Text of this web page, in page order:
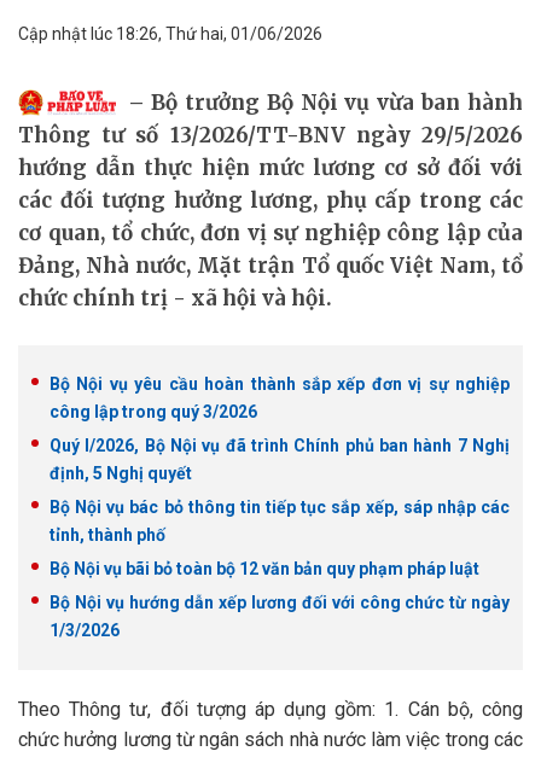
Cập nhật lúc 18:26, Thứ hai, 01/06/2026
Bộ trưởng Bộ Nội vụ vừa ban hành
Thông tư số 13/2026/TT-BNV ngày 29/5/2026
hướng dẫn thực hiện mức lương cơ sở đối với
các đối tượng hưởng lương, phụ cấp trong các
cơ quan, tổ chức, đơn vị sự nghiệp công lập của
Đảng, Nhà nước, Mặt trận Tổ quốc Việt Nam, tổ
chức chính trị - xã hội và hội.
Bộ Nội vụ yêu cầu hoàn thành sắp xếp đơn vị sự nghiệp
công lập trong quý 3/2026
Quý I/2026, Bộ Nội vụ đã trình Chính phủ ban hành 7 Nghị
định, 5 Nghị quyết
Bộ Nội vụ bác bỏ thông tin tiếp tục sắp xếp, sáp nhập các
tỉnh, thành phố
Bộ Nội vụ bãi bỏ toàn bộ 12 văn bản quy phạm pháp luật
Bộ Nội vụ hướng dẫn xếp lương đối với công chức từ ngày
1/3/2026
Theo Thông tư, đối tượng áp dụng gồm: 1. Cán bộ, công
chức hưởng lương từ ngân sách nhà nước làm việc trong các